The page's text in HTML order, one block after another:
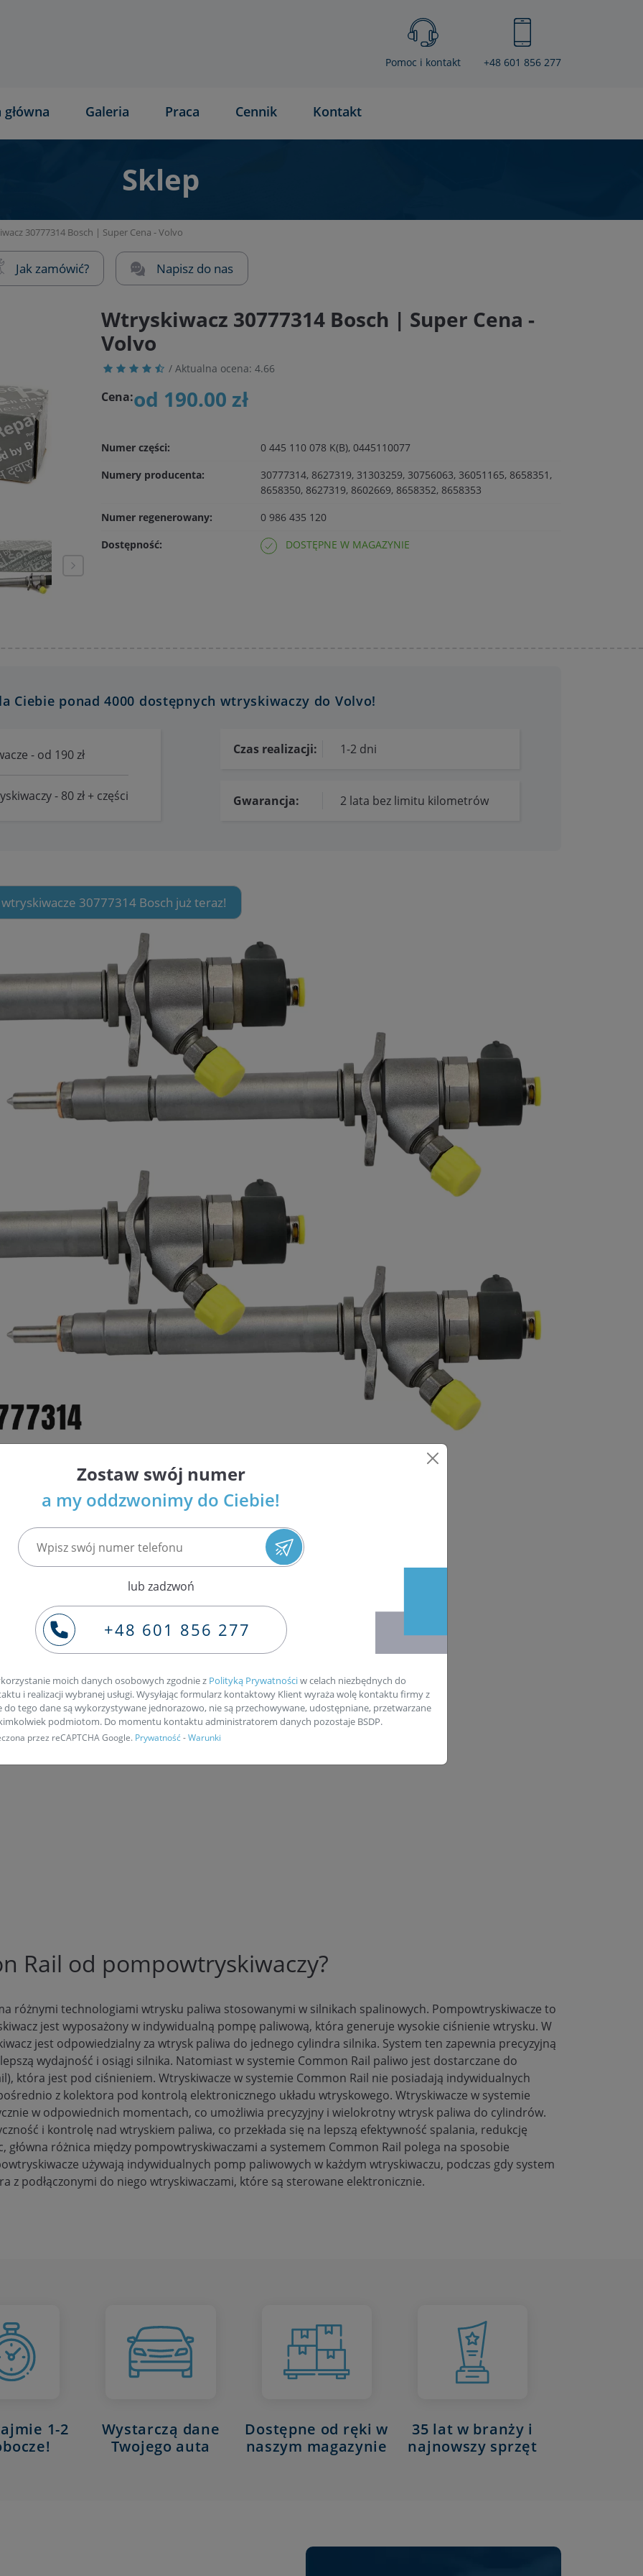
Pomoc i kontakt +48 601 856 277
Galeria Praca Cennik Kontakt
Sklep
30777314 Bosch | Super Cena - Volvo
Jak zamówić? Napisz do nas
Wtryskiwacz 30777314 Bosch | Super Cena -
Volvo
/ Aktualna ocena: 4.66
Cena:od 190.00 zł
Numer części:
0 445 110 078 K(B), 0445110077
Numery producenta:
30777314, 8627319, 31303259, 30756063, 36051165, 8658351,
8658350, 8627319, 8602669, 8658352, 8658353
Numer regenerowany:
0 986 435 120
Dostępność:
DOSTĘPNE W MAGAZYNIE
Ciebie ponad 4000 dostępnych wtryskiwaczy do Volvo!
- od 190 zł
- 80 zł + części
Czas realizacji: 1-2 dni
Gwarancja: 2 lata bez limitu kilometrów
30777314 Bosch już teraz!
Common Rail i benzynowych w Polsce
najwyższej jakości usług
układu paliwowego
ilościach i atrakcyjnych cenach
Siemens / VDO
708 oraz Bosch DCI 700 potwierdzająca parametry wtryskiwacza
naszym kurierem
Rail od pompowtryskiwaczy?
różnymi technologiami wtrysku paliwa stosowanymi w silnikach spalinowych. Pompowtryskiwacze to
jest wyposażony w indywidualną pompę paliwową, która generuje wysokie ciśnienie wtrysku. W
jest odpowiedzialny za wtrysk paliwa do jednego cylindra silnika. System ten zapewnia precyzyjną
wydajność i osiągi silnika. Natomiast w systemie Common Rail paliwo jest dostarczane do
która jest pod ciśnieniem. Wtryskiwacze w systemie Common Rail nie posiadają indywidualnych
z kolektora pod kontrolą elektronicznego układu wtryskowego. Wtryskiwacze w systemie
w odpowiednich momentach, co umożliwia precyzyjny i wielokrotny wtrysk paliwa do cylindrów.
i kontrolę nad wtryskiem paliwa, co przekłada się na lepszą efektywność spalania, redukcję
główna różnica między pompowtryskiwaczami a systemem Common Rail polega na sposobie
używają indywidualnych pomp paliwowych w każdym wtryskiwaczu, podczas gdy system
z podłączonymi do niego wtryskiwaczami, które są sterowane elektronicznie.
1-2
Wystarczą dane
Twojego auta
Dostępne od ręki w
naszym magazynie
35 lat w branży i
najnowszy sprzęt
Zostaw swój numer
a my oddzwonimy do Ciebie!
lub zadzwoń
+48 601 856 277
moich danych osobowych zgodnie z Polityką Prywatnościw celach niezbędnych do
i realizacji wybranej usługi. Wysyłając formularz kontaktowy Klient wyraża wolę kontaktu firmy z
do tego dane są wykorzystywane jednorazowo, nie są przechowywane, udostępniane, przetwarzane
podmiotom. Do momentu kontaktu administratorem danych pozostaje BSDP.
przez reCAPTCHA Google. Prywatność-Warunki